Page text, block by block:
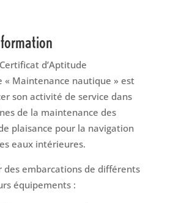
d’Aptitude
« Maintenance nautique » est
son activité de service dans
de la maintenance des
plaisance pour la navigation
eaux intérieures.
des embarcations de différents
équipements :